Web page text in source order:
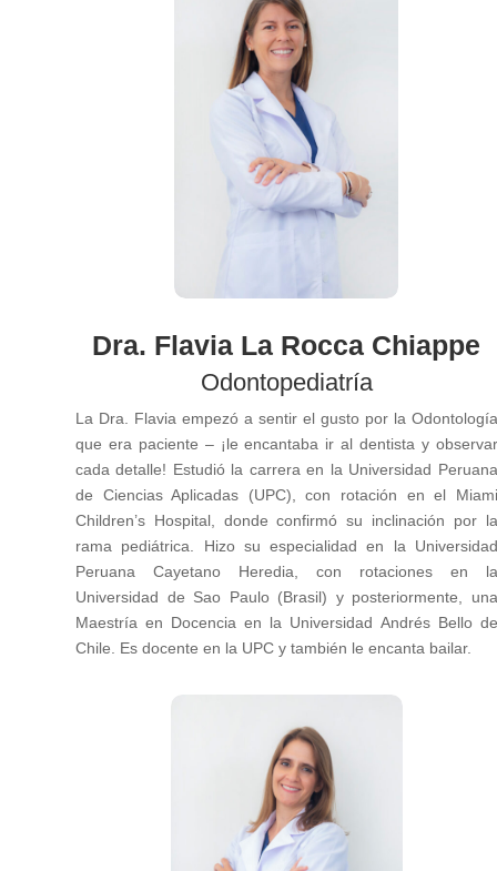
Dra. Flavia La Rocca Chiappe
Odontopediatría
La Dra. Flavia empezó a sentir el gusto por la Odontología
que era paciente – ¡le encantaba ir al dentista y observar
cada detalle! Estudió la carrera en la Universidad Peruana
de Ciencias Aplicadas (UPC), con rotación en el Miami
Children’s Hospital, donde confirmó su inclinación por la
rama pediátrica. Hizo su especialidad en la Universidad
Peruana Cayetano Heredia, con rotaciones en la
Universidad de Sao Paulo (Brasil) y posteriormente, una
Maestría en Docencia en la Universidad Andrés Bello de
Chile. Es docente en la UPC y también le encanta bailar.